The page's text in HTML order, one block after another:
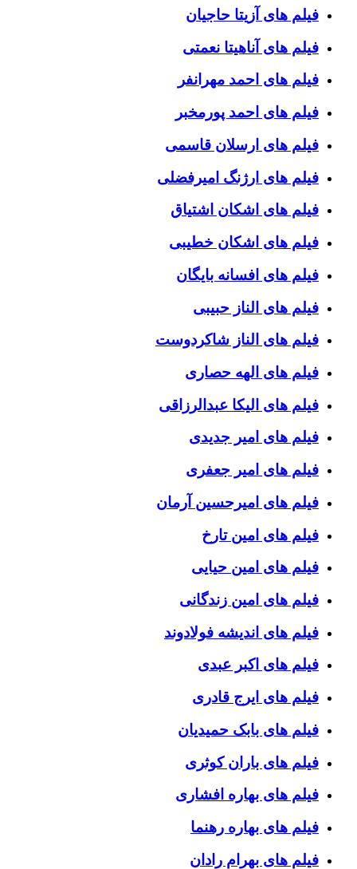
فیلم های آزیتا حاجیان
فیلم های آناهیتا نعمتی
فیلم های احمد مهرانفر
فیلم های احمد پورمخبر
فیلم های ارسلان قاسمی
فیلم های ارژنگ امیرفضلی
فیلم های اشکان اشتیاق
فیلم های اشکان خطیبی
فیلم های افسانه بایگان
فیلم های الناز حبیبی
فیلم های الناز شاکردوست
فیلم های الهه حصاری
فیلم های الیکا عبدالرزاقی
فیلم های امیر جدیدی
فیلم های امیر جعفری
فیلم های امیرحسین آرمان
فیلم های امین تارخ
فیلم های امین حیایی
فیلم های امین زندگانی
فیلم های اندیشه فولادوند
فیلم های اکبر عبدی
فیلم های ایرج قادری
فیلم های بابک حمیدیان
فیلم های باران کوثری
فیلم های بهاره افشاری
فیلم های بهاره رهنما
فیلم های بهرام رادان